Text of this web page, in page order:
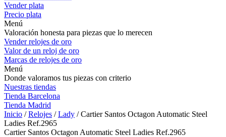
Vender plata
Precio plata
Menú
Valoración honesta para piezas que lo merecen
Vender relojes de oro
Valor de un reloj de oro
Marcas de relojes de oro
Menú
Donde valoramos tus piezas con criterio
Nuestras tiendas
Tienda Barcelona
Tienda Madrid
Inicio /Relojes /Lady / Cartier Santos Octagon Automatic Steel
Ladies Ref.2965
Cartier Santos Octagon Automatic Steel Ladies Ref.2965